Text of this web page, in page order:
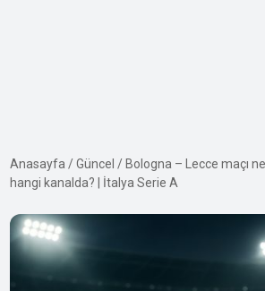
Anasayfa /Güncel / Bologna – Lecce maçı
hangi kanalda? | İtalya Serie A